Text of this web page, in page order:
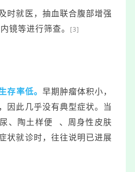
时就医，抽血联合腹部增强
镜等进行筛查。
[3]
存率低。 早期肿瘤体积小，
因此几乎没有典型症状。当
、 陶土样便
、周身性皮肤
状就诊时，往往说明已进展